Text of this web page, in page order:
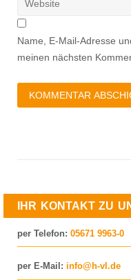
Name, E-Mail-Adresse
meinen nächsten
IHR KONTAKT ZU
per Telefon: 05671 9963-0
per E-Mail: info@h-vl.de